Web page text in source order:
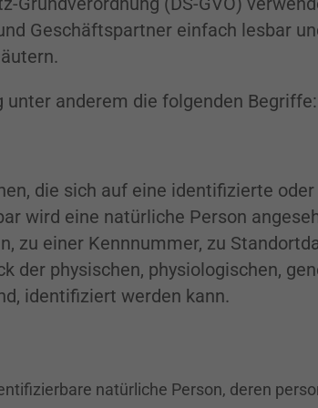
Grundverordnung (DS-GVO)
Geschäftspartner einfach lesbar
anderem die folgenden Begriffe:
die sich auf eine identifizierte
wird eine natürliche Person
zu einer Kennnummer, zu
der physischen, physiologischen,
identifiziert werden kann.
natürliche Person, deren